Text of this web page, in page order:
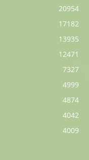
20954
17182
13935
12471
7327
4999
4874
4042
4009